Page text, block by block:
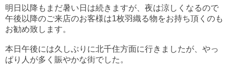
明日以降もまだ暑い日は続きますが、夜は涼しくなるので
午後以降のご来店のお客様は1枚羽織る物をお持ち頂くのも
お勧め致します。
本日午後には久しぶりに北千住方面に行きましたが、やっ
ぱり人が多く賑やかな街でした。